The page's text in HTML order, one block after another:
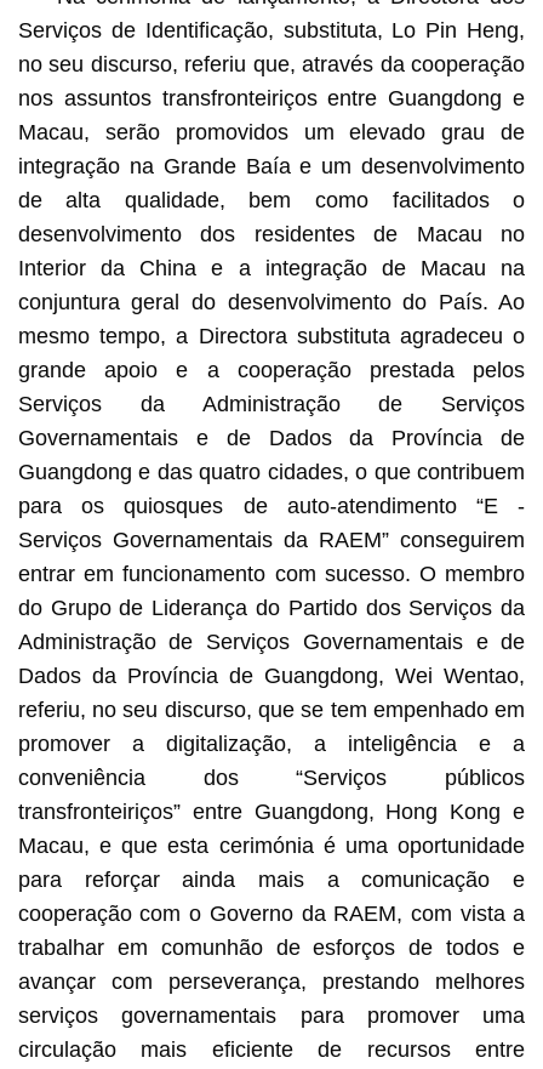
Serviços de Identificação, substituta, Lo Pin Heng,
no seu discurso, referiu que, através da cooperação
nos assuntos transfronteiriços entre Guangdong e
Macau, serão promovidos um elevado grau de
integração na Grande Baía e um desenvolvimento
de alta qualidade, bem como facilitados o
desenvolvimento dos residentes de Macau no
Interior da China e a integração de Macau na
conjuntura geral do desenvolvimento do País. Ao
mesmo tempo, a Directora substituta agradeceu o
grande apoio e a cooperação prestada pelos
Serviços da Administração de Serviços
Governamentais e de Dados da Província de
Guangdong e das quatro cidades, o que contribuem
para os quiosques de auto-atendimento “E -
Serviços Governamentais da RAEM” conseguirem
entrar em funcionamento com sucesso. O membro
do Grupo de Liderança do Partido dos Serviços da
Administração de Serviços Governamentais e de
Dados da Província de Guangdong, Wei Wentao,
referiu, no seu discurso, que se tem empenhado em
promover a digitalização, a inteligência e a
conveniência dos “Serviços públicos
transfronteiriços” entre Guangdong, Hong Kong e
Macau, e que esta cerimónia é uma oportunidade
para reforçar ainda mais a comunicação e
cooperação com o Governo da RAEM, com vista a
trabalhar em comunhão de esforços de todos e
avançar com perseverança, prestando melhores
serviços governamentais para promover uma
circulação mais eficiente de recursos entre